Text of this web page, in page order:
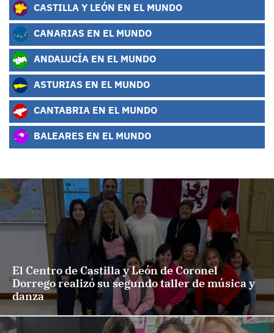
CASTILLA Y LEÓN EN EL MUNDO
CANARIAS EN EL MUNDO
ANDALUCÍA EN EL MUNDO
ASTURIAS EN EL MUNDO
CANTABRIA EN EL MUNDO
BALEARES EN EL MUNDO
El Centro de Castilla y León de Coronel
Dorrego realizó su segundo taller de música y
danza